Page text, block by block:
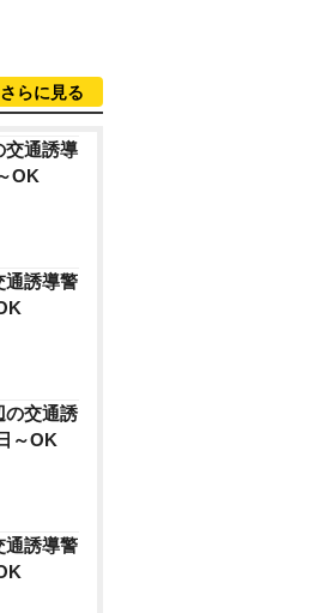
さらに見る
交通誘導
OK
通誘導警
の交通誘
～OK
通誘導警